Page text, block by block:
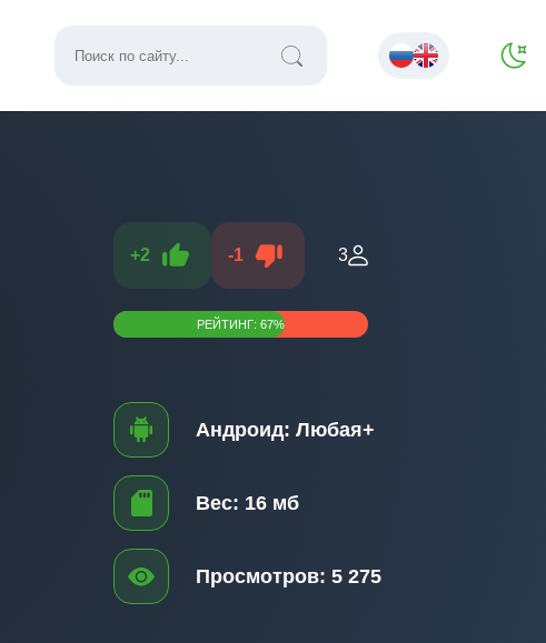
+2 -1 3
РЕЙТИНГ:67%
Андроид: Любая+
Вес: 16 мб
Просмотров: 5 275